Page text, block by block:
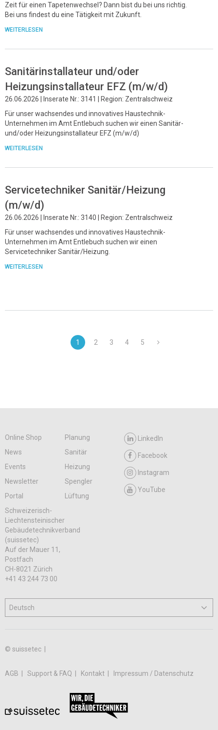
Zeit für einen Tapetenwechsel? Dann bist du bei uns richtig.
Bei uns findest du eine Tätigkeit mit Zukunft.
WEITERLESEN
Sanitärinstallateur und/oder
Heizungsinstallateur EFZ (m/w/d)
26.06.2026 | Inserate Nr.: 3141 | Region: Zentralschweiz
Für unser wachsendes und innovatives Haustechnik-
Unternehmen im Amt Entlebuch suchen wir einen Sanitär-
und/oder Heizungsinstallateur EFZ (m/w/d)
WEITERLESEN
Servicetechniker Sanitär/Heizung
(m/w/d)
26.06.2026 | Inserate Nr.: 3140 | Region: Zentralschweiz
Für unser wachsendes und innovatives Haustechnik-
Unternehmen im Amt Entlebuch suchen wir einen
Servicetechniker Sanitär/Heizung.
WEITERLESEN
1 2 3 4 5
Online Shop
Planung
News
Sanitär
Events
Heizung
Newsletter
Spengler
Portal
Lüftung
LinkedIn
Facebook
Instagram
YouTube
Schweizerisch-
Liechtensteinischer
Gebäudetechnikverband
(suissetec)
Auf der Mauer 11,
Postfach
CH-8021 Zürich
+41 43 244 73 00
© suissetec |
AGB Support & FAQ Kontakt Impressum / Datenschutz